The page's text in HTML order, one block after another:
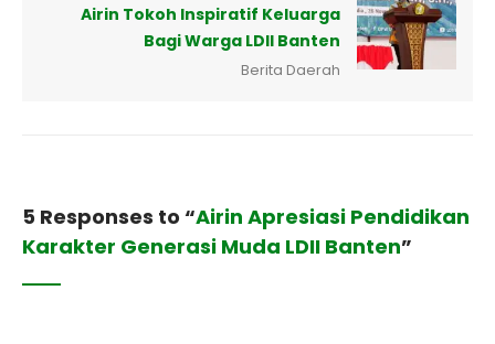
Airin Tokoh Inspiratif Keluarga
Bagi Warga LDII Banten
Berita Daerah
5 Responses to “Airin Apresiasi Pendidikan
Karakter Generasi Muda LDII Banten”